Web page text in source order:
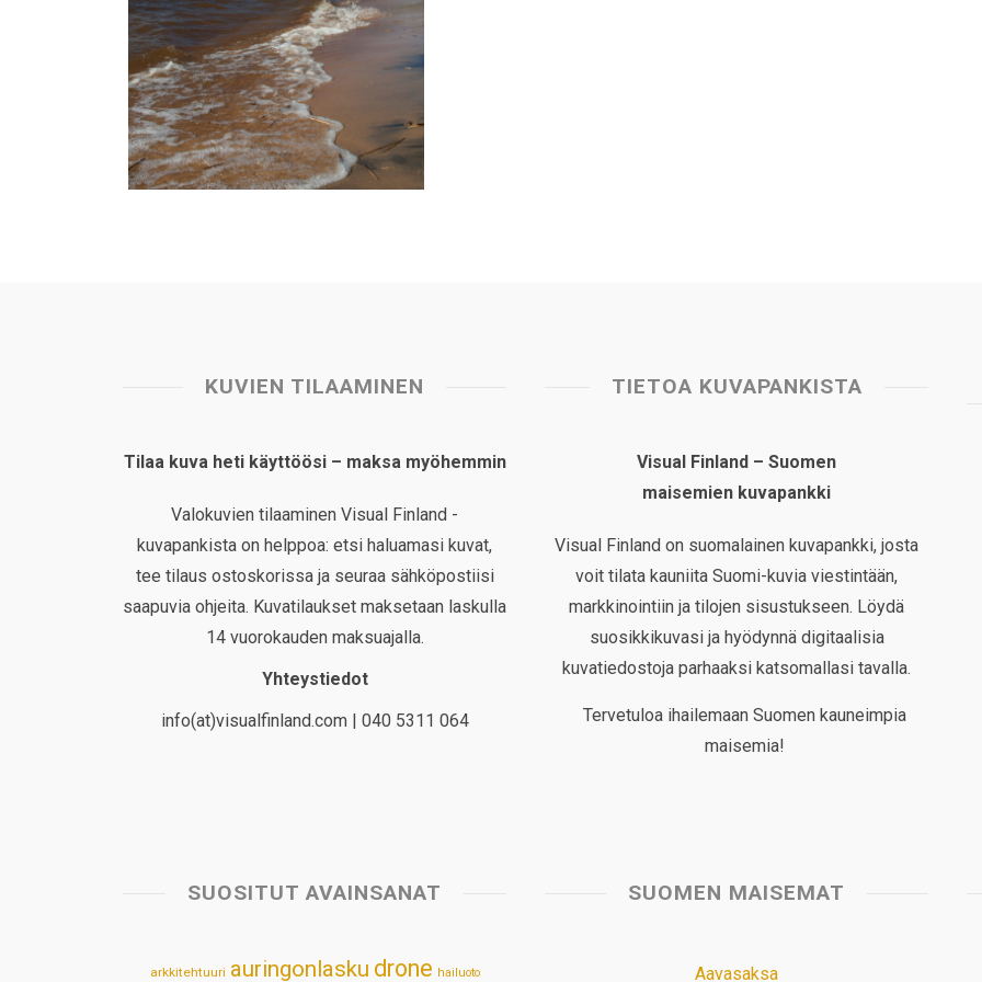
KUVIEN TILAAMINEN
Tilaa kuva heti käyttöösi – maksa myöhemmin
Valokuvien tilaaminen Visual Finland -
kuvapankista on helppoa: etsi haluamasi kuvat,
tee tilaus ostoskorissa ja seuraa sähköpostiisi
saapuvia ohjeita. Kuvatilaukset maksetaan laskulla
14 vuorokauden maksuajalla.
Yhteystiedot
info(at)visualfinland.com | 040 5311 064
TIETOA KUVAPANKISTA
Visual Finland – Suomen
maisemien kuvapankki
Visual Finland on suomalainen kuvapankki, josta
voit tilata kauniita Suomi-kuvia viestintään,
markkinointiin ja tilojen sisustukseen. Löydä
suosikkikuvasi ja hyödynnä digitaalisia
kuvatiedostoja parhaaksi katsomallasi tavalla.
Tervetuloa ihailemaan Suomen kauneimpia
maisemia!
SUOSITUT AVAINSANAT
arkkitehtuuri auringonlasku drone hailuoto
SUOMEN MAISEMAT
Aavasaksa